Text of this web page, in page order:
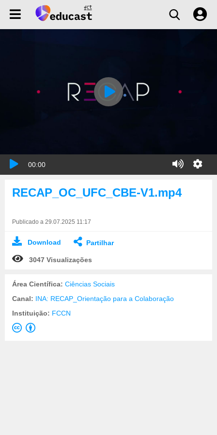
00:00
RECAP_OC_UFC_CBE-V1.mp4
Publicado a 29.07.2025 11:17
Download Partilhar
3047 Visualizações
Área Científica: Ciências Sociais
Canal: INA: RECAP_Orientação para a Colaboração
Instituição: FCCN